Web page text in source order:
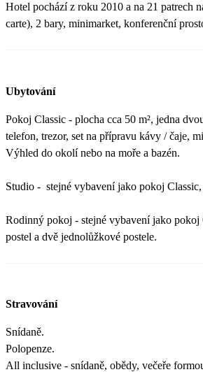
Hotel pochází z roku 2010 a na 21 patrech
carte), 2 bary, minimarket, konferenční
Ubytování
Pokoj Classic - plocha cca 50 m², jedna
telefon, trezor, set na přípravu kávy / čaje,
Výhled do okolí nebo na moře a bazén.
Studio - stejné vybavení jako pokoj
Rodinný pokoj - stejné vybavení jako pokoj
postel a dvě jednolůžkové postele.
Stravování
Snídaně.
Polopenze.
All inclusive - snídaně, obědy, večeře